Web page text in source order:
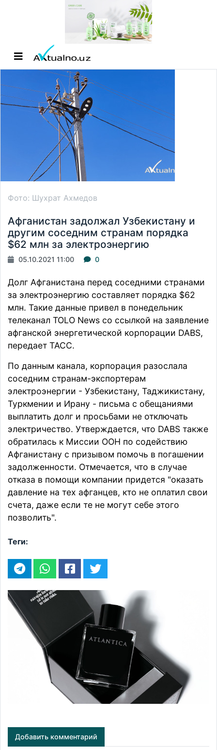
Фото: Шухрат Ахмедов
Афганистан задолжал Узбекистану и
другим соседним странам порядка
$62 млн за электроэнергию
05.10.2021 11:00 0
Долг Афганистана перед соседними странами
за электроэнергию составляет порядка $62
млн. Такие данные привел в понедельник
телеканал TOLO News со ссылкой на заявление
афганской энергетической корпорации DABS,
передает ТАСС.
По данным канала, корпорация разослала
соседним странам-экспортерам
электроэнергии - Узбекистану, Таджикистану,
Туркмении и Ирану - письма с обещаниями
выплатить долг и просьбами не отключать
электричество. Утверждается, что DABS также
обратилась к Миссии ООН по содействию
Афганистану с призывом помочь в погашении
задолженности. Отмечается, что в случае
отказа в помощи компании придется "оказать
давление на тех афганцев, кто не оплатил свои
счета, даже если те не могут себе этого
позволить".
Теги:
Добавить комментарий